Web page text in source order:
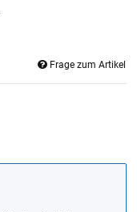
Frage zum Artikel